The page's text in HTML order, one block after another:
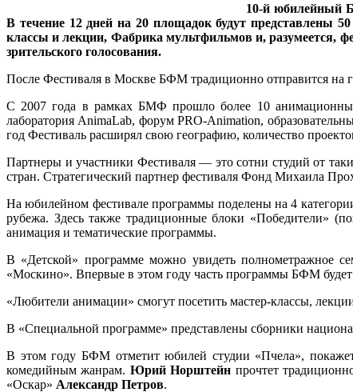
10-й юбилейный
В течение 12 дней на 20 площадок будут представлены
классы и лекции, Фабрика мультфильмов и, разумеется,
зрительского голосования.
После Фестиваля в Москве БФМ традиционно отправится на
С 2007 года в рамках БМФ прошло более 10
лаборатория AnimaLab, форум PRO-Animation,
год Фестиваль расширял свою географию, количество
Партнеры и участники Фестиваля — это сотни студий от
стран. Стратегический партнер фестиваля Фонд Михаила
На юбилейном фестивале программы поделены на 4
рубежа. Здесь также традиционные блоки «Победители»
анимация и тематические программы.
В «Детской» программе можно увидеть полнометражное
«Москино». Впервые в этом году часть программы БФМ будет
«Любители анимации» смогут посетить мастер-классы,
В «Специальной программе» представлены сборники
В этом году БФМ отметит юбилей студии «Пчела»,
комедийным жанрам. Юрий Норштейн прочтет
«Оскар» Александр Петров.